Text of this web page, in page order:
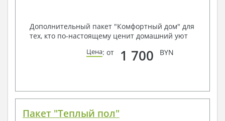
Дополнительный пакет "Комфортный дом" для
тех, кто по-настоящему ценит домашний уют
Цена: от 1 700 BYN
Пакет "Теплый пол"